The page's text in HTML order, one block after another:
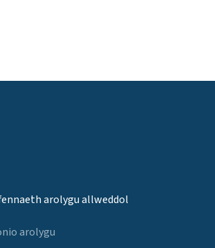
arolygu allweddol
arolygu